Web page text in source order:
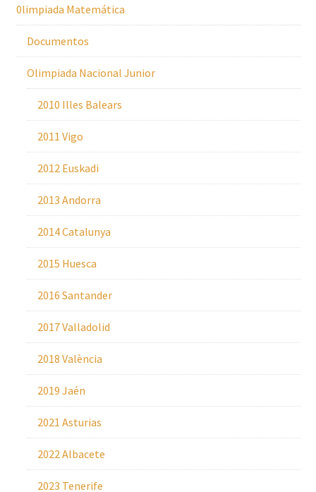
0limpiada Matemática
Documentos
Olimpiada Nacional Junior
2010 Illes Balears
2011 Vigo
2012 Euskadi
2013 Andorra
2014 Catalunya
2015 Huesca
2016 Santander
2017 Valladolid
2018 València
2019 Jaén
2021 Asturias
2022 Albacete
2023 Tenerife